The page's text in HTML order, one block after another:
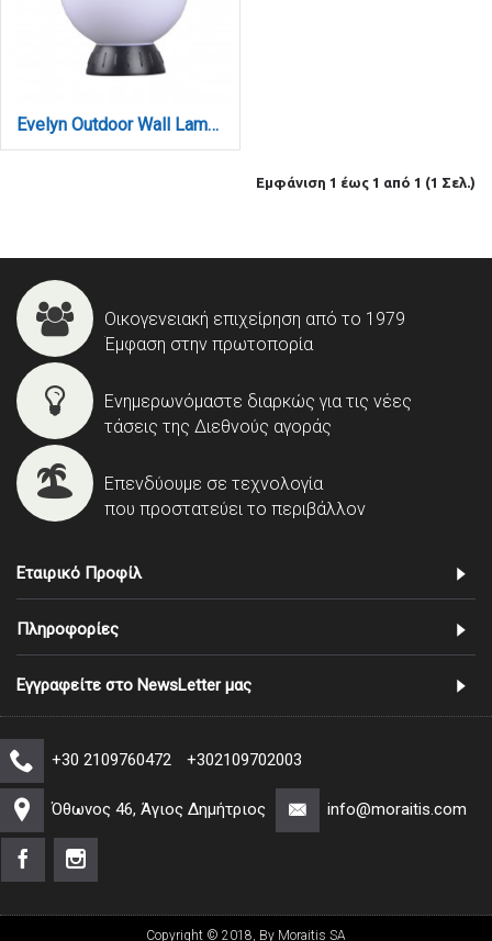
Evelyn Outdoor Wall Lamp Black 1xE27 D:200x200x235mm (80300914)
Εμφάνιση 1 έως 1 από 1 (1 Σελ.)
Οικογενειακή επιχείρηση από το 1979
Έμφαση στην πρωτοπορία
Ενημερωνόμαστε διαρκώς για τις νέες
τάσεις της Διεθνούς αγοράς
Επενδύουμε σε τεχνολογία
που προστατεύει το περιβάλλον
Εταιρικό Προφίλ
Πληροφορίες
Εγγραφείτε στο NewsLetter μας
+30 2109760472 +302109702003
Όθωνος 46, Άγιος Δημήτριος info@moraitis.com
Copyright © 2018, By Moraitis SA